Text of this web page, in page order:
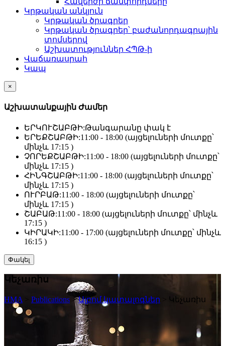
Կրթական անկյուն
Կրթական ծրագրեր
Կրթական ծրագրեր՝ բաժանորդագրային
տոմսերով
Աշխատություններ ՀՊԹ-ի
Վաճառասրահ
Կապ
×
Աշխատանքային Ժամեր
ԵՐԿՈՒՇԱԲԹԻ:Թանգարանը փակ է
ԵՐԵՔՇԱԲԹԻ:11:00 - 18:00 (այցելուների մուտքը՝
մինչև 17:15 )
ՉՈՐԵՔՇԱԲԹԻ:11:00 - 18:00 (այցելուների մուտքը՝
մինչև 17:15 )
ՀԻՆԳՇԱԲԹԻ:11:00 - 18:00 (այցելուների մուտքը՝
մինչև 17:15 )
ՈՒՐԲԱԹ:11:00 - 18:00 (այցելուների մուտքը՝
մինչև 17:15 )
ՇԱԲԱԹ:11:00 - 18:00 (այցելուների մուտքը՝ մինչև
17:15 )
ԿԻՐԱԿԻ:11:00 - 17:00 (այցելուների մուտքը՝ մինչև
16:15 )
Փակել
Կեչառիս
HMA Publications >Ալբոմ կատալոգներ > Կեչառիս